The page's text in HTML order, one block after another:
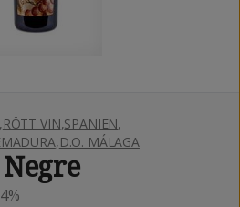
RÖTT VIN,SPANIEN,
,D.O. MÁLAGA